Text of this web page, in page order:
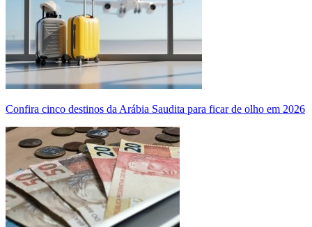
Confira cinco destinos da Arábia Saudita para ficar de olho em 2026